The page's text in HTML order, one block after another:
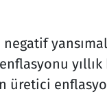
yıllık
üretici